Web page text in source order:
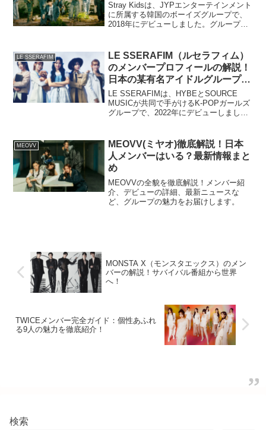
Stray Kidsは、JYPエンターテインメント
に所属する韓国のボーイズグループで、
2018年にデビューしました。グループ名
込められています。<br>メンバー全員が
作詞・作曲に積極的に関わり、自らの音
楽性を反映した楽曲を発表することで、
多くのファンを魅了しています。彼らの
パワフルなパフォーマンスとリアルな歌
詞は、若い世代を中心に圧倒的な支持を
得ており、グローバルな成功を収めてい
ます。<br>今回は、そんなStray Kidsの
ルについて詳しく紹介していきます。
LE SSERAFIM
LE SSERAFIM（ルセラフィム）
のメンバープロフィールの解説！
日本の某有名アイドルグループ出
身の日本人メンバーにも注目！
LE SSERAFIMは、HYBEとSOURCE
MUSICが共同で手がけるK-POPガールズ
グループで、2022年にデビューしまし
進し続ける強い意志を表しています。デ
ビュー当初からその圧倒的なパフォーマ
ンスと個性豊かなメンバーによって、瞬
く間に注目を集め、国内外で多くのファ
ンを獲得しています。当記事では、LE
SSERAFIMの魅力とメンバーのプロフィ
ールを詳しく解説していきます。
MEOVV
MEOVV(ミヤオ)徹底解説！日本
人メンバーはいる？最新情報まと
め
MEOVVの全貌を徹底解説！メンバー紹
介、デビューの詳細、最新ニュースな
ど、グループの魅力をお届けします。
MONSTA X（モンスタエックス）のメン
バーの解説！サバイバル番組から世界
へ！
TWICEメンバー完全ガイド：個性あふれ
る9人の魅力を徹底紹介！
検索